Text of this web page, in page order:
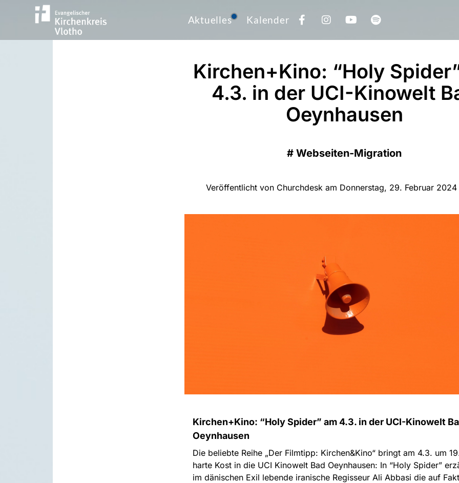
Aktuelles Kalender
Kirchen+Kino: “Holy
4.3. in der UCI-Kinowelt
Oeynhausen
# Webseiten-Migration
Veröffentlicht von Churchdesk am Donnerstag, 29. Februar
Kirchen+Kino: “Holy Spider” am 4.3. in der UCI-Kinowelt
Oeynhausen
Die beliebte Reihe „Der Filmtipp: Kirchen&Kino“ bringt am 4.3. um
harte Kost in die UCI Kinowelt Bad Oeynhausen: In “Holy Spider”
im dänischen Exil lebende iranische Regisseur Ali Abbasi die auf